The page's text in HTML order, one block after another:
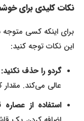
نکات کلیدی برای
برای اینکه کسی متوجه
این نکات توجه کنید:
گردو را حذف نکنید:
عالی می‌کند. مقدار
استفاده از عصاره